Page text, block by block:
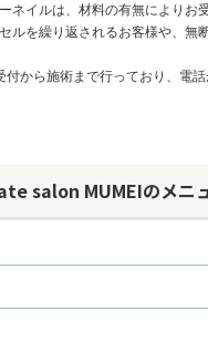
ネイルは、材料の有無によりお
ルを繰り返されるお客様や、無
付から施術まで行っており、電
salon MUMEIのメニ